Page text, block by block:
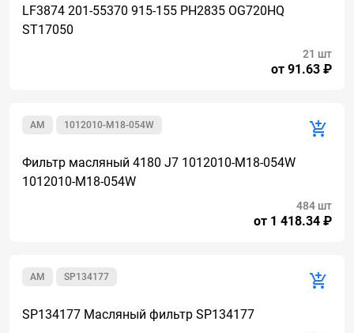
LF3874 201-55370 915-155 PH2835 OG720HQ
ST17050
от 91.63 ₽
21 шт
1012010-M18-054W
AM
Фильтр масляный 4180 J7 1012010-M18-054W
1012010-M18-054W
от 1 418.34 ₽
484 шт
SP134177
AM
SP134177 Масляный фильтр SP134177